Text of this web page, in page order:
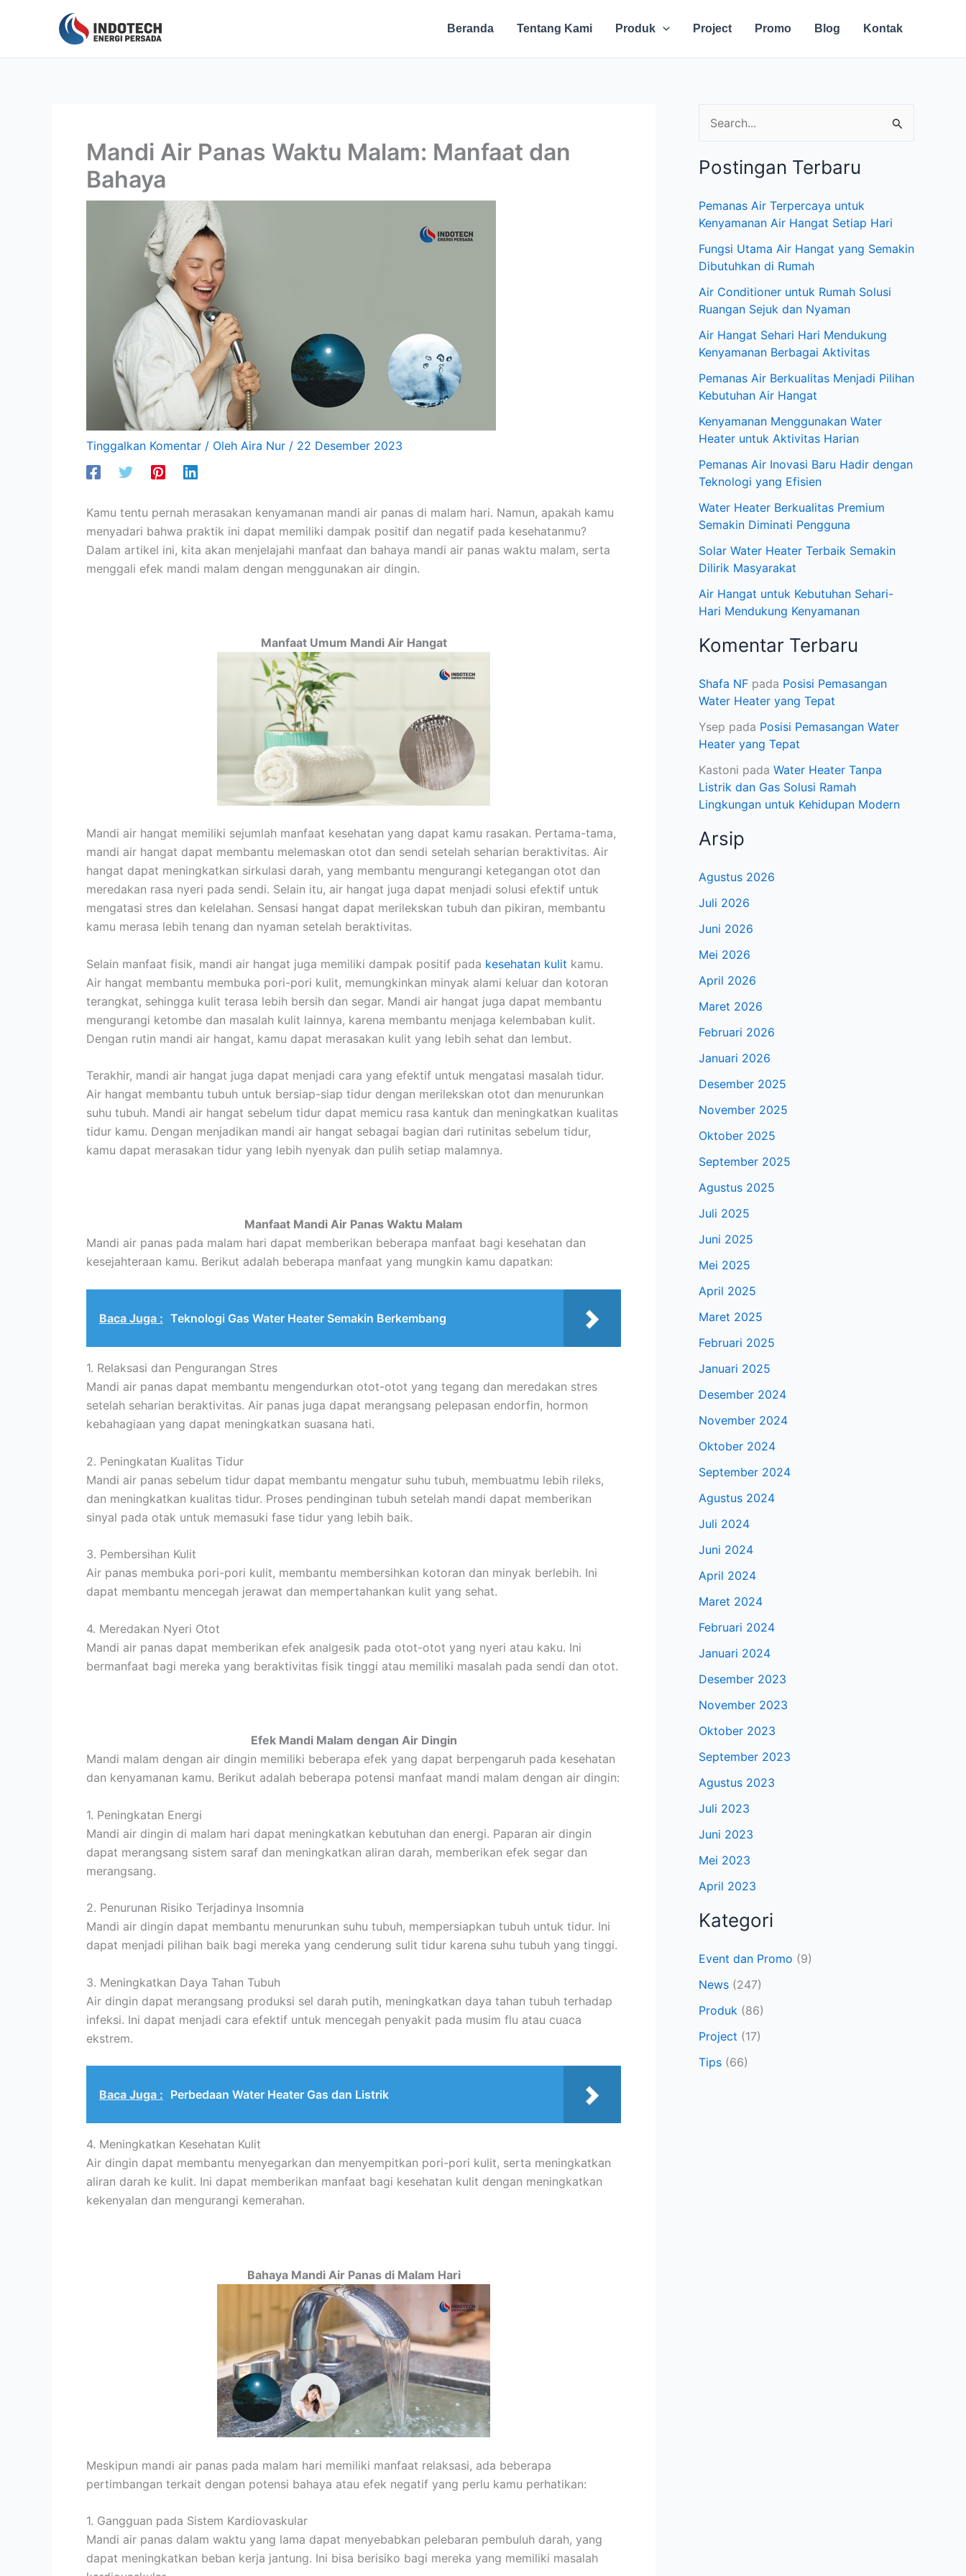
Beranda Tentang Kami Produk Project Promo Blog Kontak
Mandi Air Panas Waktu Malam: Manfaat dan
Bahaya
Tinggalkan Komentar / Oleh Aira Nur / 22 Desember 2023
Kamu tentu pernah merasakan kenyamanan mandi air panas di malam hari. Namun, apakah kamu
menyadari bahwa praktik ini dapat memiliki dampak positif dan negatif pada kesehatanmu?
Dalam artikel ini, kita akan menjelajahi manfaat dan bahaya mandi air panas waktu malam, serta
menggali efek mandi malam dengan menggunakan air dingin.
Manfaat Umum Mandi Air Hangat
Mandi air hangat memiliki sejumlah manfaat kesehatan yang dapat kamu rasakan. Pertama-tama,
mandi air hangat dapat membantu melemaskan otot dan sendi setelah seharian beraktivitas. Air
hangat dapat meningkatkan sirkulasi darah, yang membantu mengurangi ketegangan otot dan
meredakan rasa nyeri pada sendi. Selain itu, air hangat juga dapat menjadi solusi efektif untuk
mengatasi stres dan kelelahan. Sensasi hangat dapat merilekskan tubuh dan pikiran, membantu
kamu merasa lebih tenang dan nyaman setelah beraktivitas.
Selain manfaat fisik, mandi air hangat juga memiliki dampak positif pada kesehatan kulit kamu.
Air hangat membantu membuka pori-pori kulit, memungkinkan minyak alami keluar dan kotoran
terangkat, sehingga kulit terasa lebih bersih dan segar. Mandi air hangat juga dapat membantu
mengurangi ketombe dan masalah kulit lainnya, karena membantu menjaga kelembaban kulit.
Dengan rutin mandi air hangat, kamu dapat merasakan kulit yang lebih sehat dan lembut.
Terakhir, mandi air hangat juga dapat menjadi cara yang efektif untuk mengatasi masalah tidur.
Air hangat membantu tubuh untuk bersiap-siap tidur dengan merilekskan otot dan menurunkan
suhu tubuh. Mandi air hangat sebelum tidur dapat memicu rasa kantuk dan meningkatkan kualitas
tidur kamu. Dengan menjadikan mandi air hangat sebagai bagian dari rutinitas sebelum tidur,
kamu dapat merasakan tidur yang lebih nyenyak dan pulih setiap malamnya.
Manfaat Mandi Air Panas Waktu Malam
Mandi air panas pada malam hari dapat memberikan beberapa manfaat bagi kesehatan dan
kesejahteraan kamu. Berikut adalah beberapa manfaat yang mungkin kamu dapatkan:
Baca Juga : Teknologi Gas Water Heater Semakin Berkembang
1. Relaksasi dan Pengurangan Stres
Mandi air panas dapat membantu mengendurkan otot-otot yang tegang dan meredakan stres
setelah seharian beraktivitas. Air panas juga dapat merangsang pelepasan endorfin, hormon
kebahagiaan yang dapat meningkatkan suasana hati.
2. Peningkatan Kualitas Tidur
Mandi air panas sebelum tidur dapat membantu mengatur suhu tubuh, membuatmu lebih rileks,
dan meningkatkan kualitas tidur. Proses pendinginan tubuh setelah mandi dapat memberikan
sinyal pada otak untuk memasuki fase tidur yang lebih baik.
3. Pembersihan Kulit
Air panas membuka pori-pori kulit, membantu membersihkan kotoran dan minyak berlebih. Ini
dapat membantu mencegah jerawat dan mempertahankan kulit yang sehat.
4. Meredakan Nyeri Otot
Mandi air panas dapat memberikan efek analgesik pada otot-otot yang nyeri atau kaku. Ini
bermanfaat bagi mereka yang beraktivitas fisik tinggi atau memiliki masalah pada sendi dan otot.
Efek Mandi Malam dengan Air Dingin
Mandi malam dengan air dingin memiliki beberapa efek yang dapat berpengaruh pada kesehatan
dan kenyamanan kamu. Berikut adalah beberapa potensi manfaat mandi malam dengan air dingin:
1. Peningkatan Energi
Mandi air dingin di malam hari dapat meningkatkan kebutuhan dan energi. Paparan air dingin
dapat merangsang sistem saraf dan meningkatkan aliran darah, memberikan efek segar dan
merangsang.
2. Penurunan Risiko Terjadinya Insomnia
Mandi air dingin dapat membantu menurunkan suhu tubuh, mempersiapkan tubuh untuk tidur. Ini
dapat menjadi pilihan baik bagi mereka yang cenderung sulit tidur karena suhu tubuh yang tinggi.
3. Meningkatkan Daya Tahan Tubuh
Air dingin dapat merangsang produksi sel darah putih, meningkatkan daya tahan tubuh terhadap
infeksi. Ini dapat menjadi cara efektif untuk mencegah penyakit pada musim flu atau cuaca
ekstrem.
Baca Juga : Perbedaan Water Heater Gas dan Listrik
4. Meningkatkan Kesehatan Kulit
Air dingin dapat membantu menyegarkan dan menyempitkan pori-pori kulit, serta meningkatkan
aliran darah ke kulit. Ini dapat memberikan manfaat bagi kesehatan kulit dengan meningkatkan
kekenyalan dan mengurangi kemerahan.
Bahaya Mandi Air Panas di Malam Hari
Meskipun mandi air panas pada malam hari memiliki manfaat relaksasi, ada beberapa
pertimbangan terkait dengan potensi bahaya atau efek negatif yang perlu kamu perhatikan:
1. Gangguan pada Sistem Kardiovaskular
Mandi air panas dalam waktu yang lama dapat menyebabkan pelebaran pembuluh darah, yang
dapat meningkatkan beban kerja jantung. Ini bisa berisiko bagi mereka yang memiliki masalah
r
u
n
t
u
k
:
Postingan Terbaru
Pemanas Air Terpercaya untuk
Kenyamanan Air Hangat Setiap Hari
Fungsi Utama Air Hangat yang Semakin
Dibutuhkan di Rumah
Air Conditioner untuk Rumah Solusi
Ruangan Sejuk dan Nyaman
Air Hangat Sehari Hari Mendukung
Kenyamanan Berbagai Aktivitas
Pemanas Air Berkualitas Menjadi Pilihan
Kebutuhan Air Hangat
Kenyamanan Menggunakan Water
Heater untuk Aktivitas Harian
Pemanas Air Inovasi Baru Hadir dengan
Teknologi yang Efisien
Water Heater Berkualitas Premium
Semakin Diminati Pengguna
Solar Water Heater Terbaik Semakin
Dilirik Masyarakat
Air Hangat untuk Kebutuhan Sehari-
Hari Mendukung Kenyamanan
Komentar Terbaru
Shafa NF pada Posisi Pemasangan
Water Heater yang Tepat
Ysep pada Posisi Pemasangan Water
Heater yang Tepat
Kastoni pada Water Heater Tanpa
Listrik dan Gas Solusi Ramah
Lingkungan untuk Kehidupan Modern
Arsip
Agustus 2026
Juli 2026
Juni 2026
Mei 2026
April 2026
Maret 2026
Februari 2026
Januari 2026
Desember 2025
November 2025
Oktober 2025
September 2025
Agustus 2025
Juli 2025
Juni 2025
Mei 2025
April 2025
Maret 2025
Februari 2025
Januari 2025
Desember 2024
November 2024
Oktober 2024
September 2024
Agustus 2024
Juli 2024
Juni 2024
April 2024
Maret 2024
Februari 2024
Januari 2024
Desember 2023
November 2023
Oktober 2023
September 2023
Agustus 2023
Juli 2023
Juni 2023
Mei 2023
April 2023
Kategori
Event dan Promo (9)
News (247)
Produk (86)
Project (17)
Tips (66)